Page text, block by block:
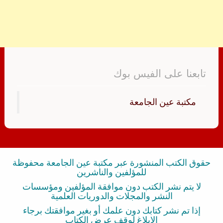
تابعنا على الفيس بوك
‏مكتبة عين الجامعة‏
حقوق الكتب المنشورة عبر مكتبة عين الجامعة محفوظة
للمؤلفين والناشرين
لا يتم نشر الكتب دون موافقة المؤلفين ومؤسسات
النشر والمجلات والدوريات العلمية
إذا تم نشر كتابك دون علمك أو بغير موافقتك برجاء
الإبلاغ لوقف عرض الكتاب